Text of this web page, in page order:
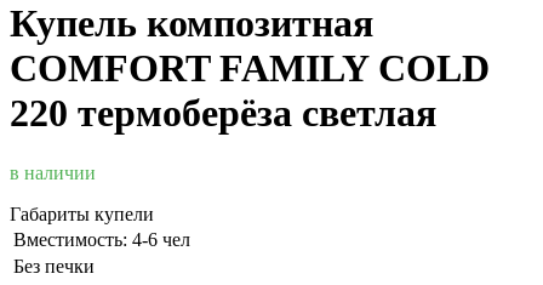
Купель композитная
COMFORT FAMILY COLD
220 термоберёза светлая
в наличии
Габариты купели
Вместимость: 4-6 чел
Без печки